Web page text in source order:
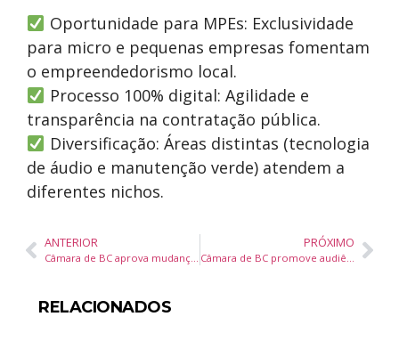
Oportunidade para MPEs: Exclusividade
para micro e pequenas empresas fomentam
o empreendedorismo local.
Processo 100% digital: Agilidade e
transparência na contratação pública.
Diversificação: Áreas distintas (tecnologia
de áudio e manutenção verde) atendem a
diferentes nichos.
ANTERIOR
Câmara de BC aprova mudanças em licença médica para servidores e libera animais em molhes
PRÓXIMO
Câmara de BC promove audiência pública para debater situação de moradores de rua
RELACIONADOS